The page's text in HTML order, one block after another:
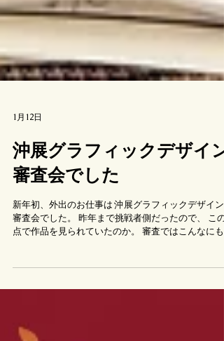
1月12日
沖展グラフィックデザイン
審査会でした
新年初、外出のお仕事は 沖展グラフィックデザイン
触発されて さらに沸々とやる気が！ 選考過程で議論